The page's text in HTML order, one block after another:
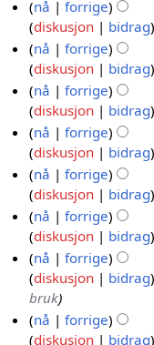
i
n
g
a
r
i
n
g
r
k
l
a
r
i
n
g
f
o
r
k
l
a
r
i
n
g
g
s
f
o
r
k
l
a
r
i
n
g
i
n
g
s
f
o
r
k
l
a
r
i
n
g
e
r
i
n
g
s
f
o
r
k
l
a
r
i
n
g
2
d
i
g
e
r
i
n
g
s
f
o
r
k
l
a
r
i
r
e
d
i
g
e
r
i
n
g
s
f
o
r
k
l
a
e
n
r
e
d
i
g
e
r
i
n
g
s
f
o
r
k
n
g
e
n
r
e
d
i
g
e
r
i
n
g
s
f
o
4
m
0
2
nå forrige
diskusjon
bidrag
I
n
g
e
n
r
e
d
i
g
e
r
i
n
g
nå forrige
diskusjon
bidrag
I
n
g
e
n
r
e
d
i
g
e
r
i
nå forrige
diskusjon
bidrag
I
n
g
e
n
r
e
d
i
g
e
nå forrige
diskusjon
bidrag
I
n
g
e
n
r
e
i
nå forrige
diskusjon
bidrag
I
n
g
e
n
r
e
nå forrige
diskusjon
bidrag
I
n
g
e
n
nå forrige
diskusjon
bidrag
bruk
nå
forrige
diskusjon
bidrag